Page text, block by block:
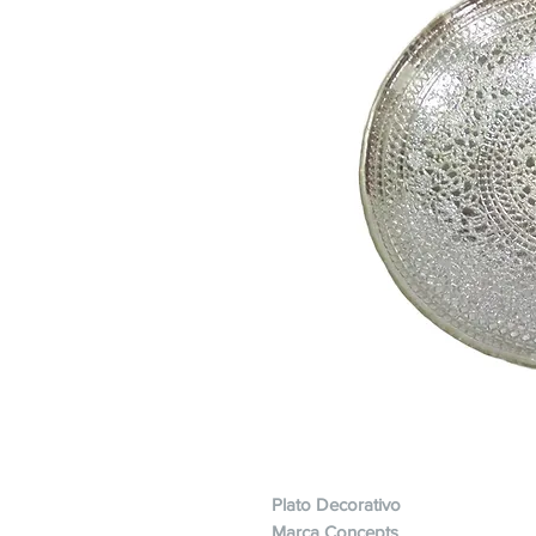
Plato Decorativo
Marca Concepts